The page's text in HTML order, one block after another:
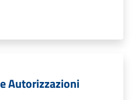
Autorizzazioni